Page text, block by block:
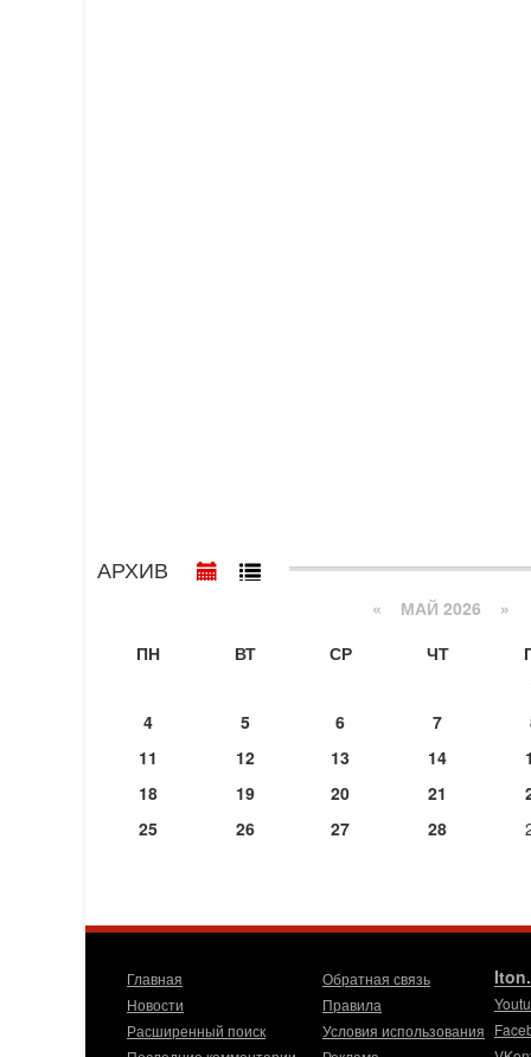
АРХИВ
« МАЙ 2026 »
ПН
ВТ СР ЧТ
4
5 6 7
11
12 13 14
18
19 20 21
25
26 27 28
Главная
Новости
Расширенный поиск
Обратная связь
Правила
Условия использования